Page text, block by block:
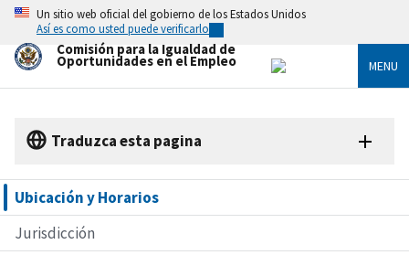
Skip
main
content
Un sitio web oficial del gobierno de los Estados Unidos
Así es como usted puede verificarlo
Comisión para la Igualdad de
Oportunidades en el Empleo MENU
Traduzca esta pagina
Ubicación y Horarios
Jurisdicción